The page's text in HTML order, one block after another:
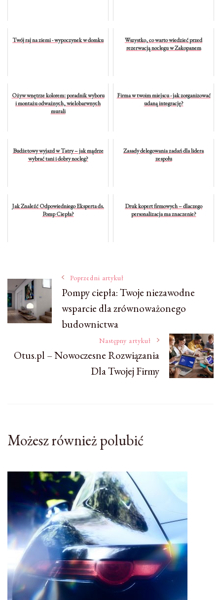
Twój raj na ziemi - wypoczynek w domku
Wszystko, co warto wiedzieć przed
rezerwacją noclegu w Zakopanem
Ożyw wnętrze kolorem: poradnik wyboru
i montażu odważnych, wielobarwnych
murali
Firma w twoim miejscu - jak zorganizować
udaną integrację?
Budżetowy wyjazd w Tatry – jak mądrze
wybrać tani i dobry nocleg?
Zasady delegowania zadań dla lidera
zespołu
Jak Znaleźć Odpowiedniego Eksperta ds.
Pomp Ciepła?
Druk kopert firmowych – dlaczego
personalizacja ma znaczenie?
Nawigacja
wpisu
Poprzedni artykuł
Pompy ciepła: Twoje niezawodne
wsparcie dla zrównoważonego
budownictwa
Następny artykuł
Otus.pl – Nowoczesne Rozwiązania
Dla Twojej Firmy
Możesz również polubić